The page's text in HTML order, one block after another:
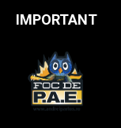
IMPORTANT